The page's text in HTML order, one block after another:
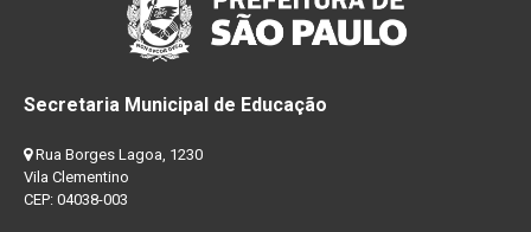
Secretaria Municipal de Educação
Rua Borges Lagoa, 1230
Vila Clementino
CEP: 04038-003